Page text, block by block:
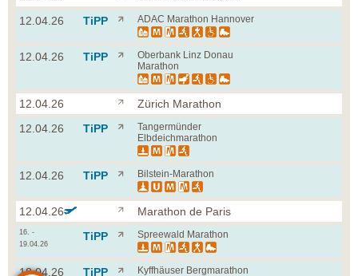
12.04.26
TiPP ADAC Marathon Hannover
12.04.26 TiPP
Oberbank Linz Donau
Marathon
12.04.26
Zürich Marathon
12.04.26
TiPP
Tangermünder
Elbdeichmarathon
12.04.26 TiPP Bilstein-Marathon
12.04.26 Marathon de Paris
16. -
19.04.26
TiPP Spreewald Marathon
18.04.26 TiPP Kyffhäuser Bergmarathon